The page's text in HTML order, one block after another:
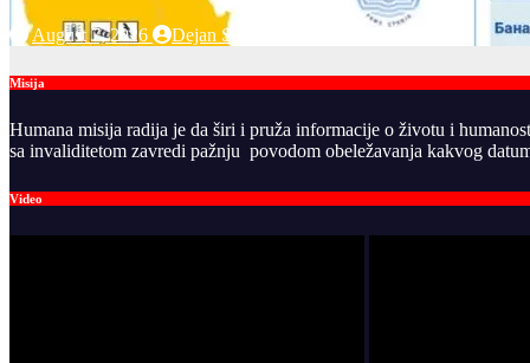
August 7, 2026 Dejan Sretenovic
Misija
Humana misija radija je da širi i pruža informacije o životu i
sa invaliditetom zavredi pažnju povodom obeležavanja kakvog
Video